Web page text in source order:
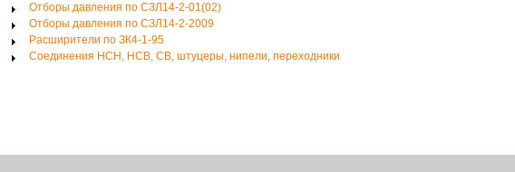
Отборы давления по СЗЛ14-2-01(02)
Отборы давления по СЗЛ14-2-2009
Расширители по ЗК4-1-95
Соединения НСН, НСВ, СВ, штуцеры, нипели, переходники